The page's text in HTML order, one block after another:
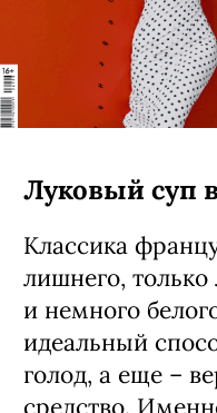
Луковый суп
Классика
лишнего, только
и немного
идеальный
голод, а еще –